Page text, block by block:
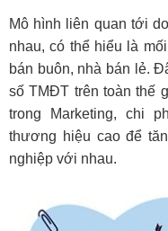
Mô hình liên quan tới
nhau, có thể hiểu là
bán buôn, nhà bán lẻ.
số TMĐT trên toàn thế
trong Marketing, chi
thương hiệu cao để
nghiệp với nhau.